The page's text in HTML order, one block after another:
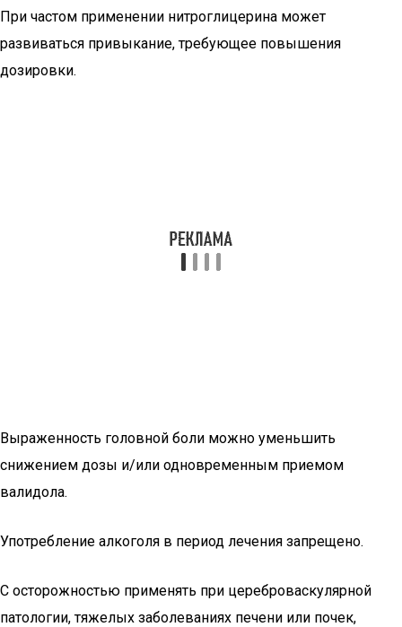
При частом применении нитроглицерина может
развиваться привыкание, требующее повышения
дозировки.
Выраженность головной боли можно уменьшить
снижением дозы и/или одновременным приемом
валидола.
Употребление алкоголя в период лечения запрещено.
С осторожностью применять при цереброваскулярной
патологии, тяжелых заболеваниях печени или почек,